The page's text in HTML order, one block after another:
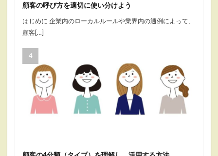
顧客の呼び方を適切に使い分けよう
はじめに 企業内のローカルルールや業界内の通例によって、
顧客[…]